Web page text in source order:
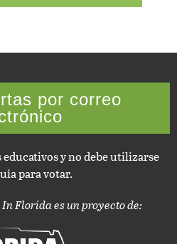
por correo
y no debe utilizarse
para votar.
Florida es un proyecto de: